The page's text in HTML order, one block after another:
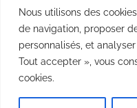
Nous utilisons des
de navigation, proposer
personnalisés, et
Tout accepter », vous
cookies.